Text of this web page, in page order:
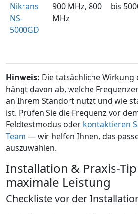
Nikrans
NS-
5000GD
900 MHz, 800
MHz
bis
Hinweis: Die tatsächliche Wirkung
hängt davon ab, welche
an Ihrem Standort nutzt und wie
ist. Prüfen Sie die Frequenz vor
Feldtestmodus oder kontaktieren
Team — wir helfen Ihnen, das
auszuwählen.
Installation & Praxis-
maximale Leistung
Checkliste vor der